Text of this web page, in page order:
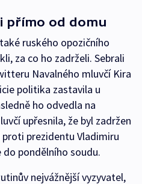
přímo od domu
ruského opozičního
za co ho zadrželi. Sebrali
Navalného mluvčí Kira
politika zastavila u
ho odvedla na
upřesnila, že byl zadržen
prezidentu Vladimiru
do pondělního soudu.
nejvážnější vyzyvatel,